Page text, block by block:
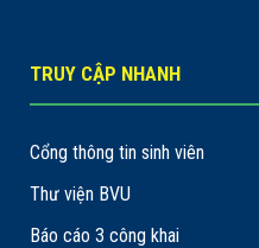
TRUY CẬP NHANH
Cổng thông tin sinh viên
Thư viện BVU
Báo cáo 3 công khai